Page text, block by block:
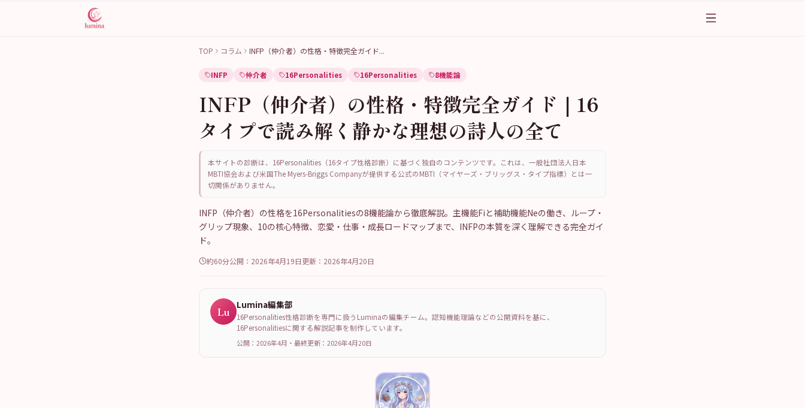
TOP コラム INFP（仲介者）の性格・特徴完全ガイド...
INFP 仲介者 16Personalities 16Personalities 8機能論
INFP（仲介者）の性格・特徴完全ガイド｜16
タイプで読み解く静かな理想の詩人の全て
本サイトの診断は、16Personalities（16タイプ性格診断）に基づく独自のコンテンツです。これは、一般社団法人日本
MBTI協会および米国The Myers-Briggs Companyが提供する公式のMBTI（マイヤーズ・ブリッグス・タイプ指標）とは一
切関係がありません。
INFP（仲介者）の性格を16Personalitiesの8機能論から徹底解説。主機能Fiと補助機能Neの働き、ループ・
グリップ現象、10の核心特徴、恋愛・仕事・成長ロードマップまで、INFPの本質を深く理解できる完全ガイ
ド。
約60分公開： 2026年4月19日更新： 2026年4月20日
Lu Lumina編集部
16Personalities性格診断を専門に扱うLuminaの編集チーム。認知機能理論などの公開資料を基に、
16Personalitiesに関する解説記事を制作しています。
公開：2026年4月 ・ 最終更新： 2026年4月20日